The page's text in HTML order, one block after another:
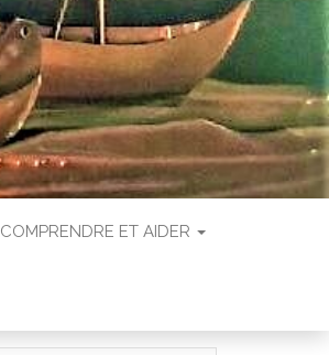
COMPRENDRE ET AIDER